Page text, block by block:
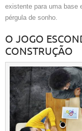
existente para uma base
pérgula de sonho.
O JOGO
CONSTRUÇÃO